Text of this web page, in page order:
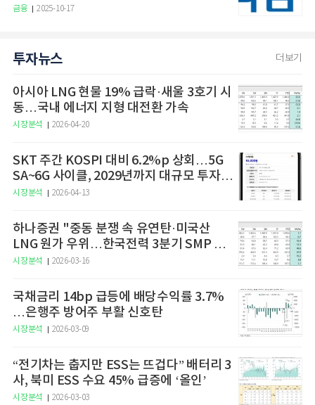
금융 2025-10-17
투자뉴스 더보기
아시아 LNG 현물 19% 급락·새울 3호기 시
동…국내 에너지 지형 대전환 가속
시장분석 2026-04-20
SKT 주간 KOSPI 대비 6.2%p 상회…5G
SA~6G 사이클, 2029년까지 대규모 투자
예고
시장분석 2026-04-13
하나증권 "중동 분쟁 속 유연탄·미국산
LNG 원가 우위…한국전력 3분기 SMP 상
승 전망"
시장분석 2026-03-16
국채금리 14bp 급등에 배당수익률 3.7%
…은행주 방어주 부활 신호탄
시장분석 2026-03-09
“전기차는 춥지만 ESS는 뜨겁다” 배터리 3
사, 북미 ESS 수요 45% 급증에 ‘올인’
시장분석 2026-03-03